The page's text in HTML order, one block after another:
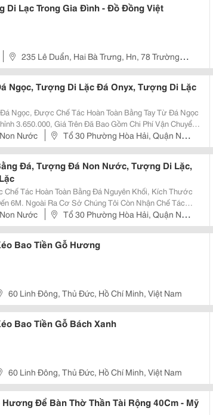
Di Lạc Trong Gia Đình - Đồ Đồng Việt
235 Lê Duẩn, Hai Bà Trưng, Hn, 78 Trường
Ngọc, Tượng Di Lặc Đá Onyx, Tượng Di Lặc
Ngọc, Được Chế Tác Hoàn Toàn Bằng Tay Từ Đá Ngọc
3.650.000, Giá Trên Đã Bao Gồm Chi Phí Vận Chuyển
42Cm Cân Nặng Gần 20Kg, Giao Tượng Trên Toàn Quốc,
Toán Tại Địa Chỉ
Nước
Tổ 30 Phường Hòa Hải, Quận Ngũ
Đá, Tượng Đá Non Nước, Tượng Di Lặc,
Tác Hoàn Toàn Bằng Đá Nguyên Khối, Kích Thước
Nhận Chế Tác
Phẩm Từ Đá Nguyên Khối, Kích Thước Tượng Từ
0,3M Đến 6M Liên Hệ: Điện Thoại: 0932 556
Nước
Tổ 30 Phường Hòa Hải, Quận Ngũ
Bao Tiền Gỗ Hương
60 Linh Đông, Thủ Đức, Hồ Chí Minh, Việt Nam
Bao Tiền Gỗ Bách Xanh
60 Linh Đông, Thủ Đức, Hồ Chí Minh, Việt Nam
Để Bàn Thờ Thần Tài Rộng 40Cm - Mỹ